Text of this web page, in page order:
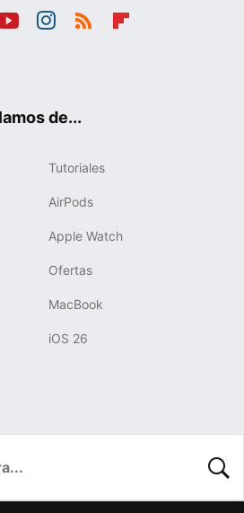
de...
Tutoriales
AirPods
Apple Watch
Ofertas
MacBook
iOS 26